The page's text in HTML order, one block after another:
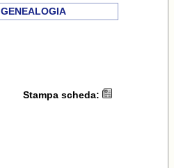
GENEALOGIA
Stampa scheda: